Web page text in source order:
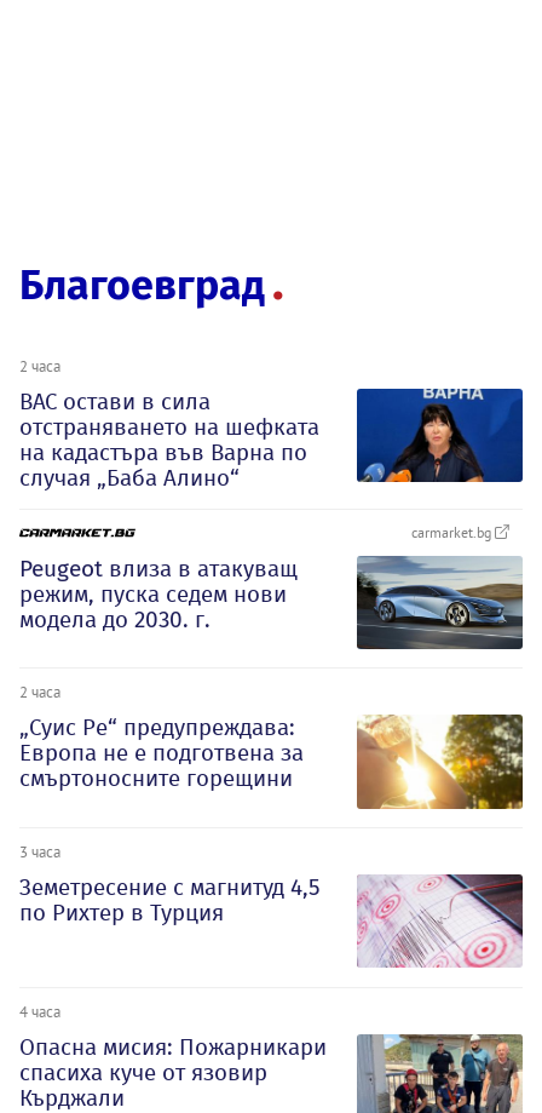
Благоевград
2 часа
ВАС остави в сила
отстраняването на шефката
на кадастъра във Варна по
случая „Баба Алино“
carmarket.bg
Peugeot влиза в атакуващ
режим, пуска седем нови
модела до 2030. г.
2 часа
„Суис Ре“ предупреждава:
Европа не е подготвена за
смъртоносните горещини
3 часа
Земетресение с магнитуд 4,5
по Рихтер в Турция
4 часа
Опасна мисия: Пожарникари
спасиха куче от язовир
Кърджали